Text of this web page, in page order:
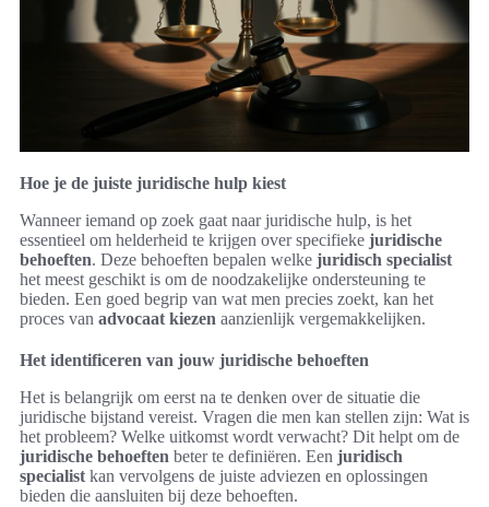
Hoe je de juiste juridische hulp kiest
Wanneer iemand op zoek gaat naar juridische hulp, is het
essentieel om helderheid te krijgen over specifieke juridische
behoeften. Deze behoeften bepalen welke juridisch specialist
het meest geschikt is om de noodzakelijke ondersteuning te
bieden. Een goed begrip van wat men precies zoekt, kan het
proces van advocaat kiezen aanzienlijk vergemakkelijken.
Het identificeren van jouw juridische behoeften
Het is belangrijk om eerst na te denken over de situatie die
juridische bijstand vereist. Vragen die men kan stellen zijn: Wat is
het probleem? Welke uitkomst wordt verwacht? Dit helpt om de
juridische behoeften beter te definiëren. Een juridisch
specialist kan vervolgens de juiste adviezen en oplossingen
bieden die aansluiten bij deze behoeften.